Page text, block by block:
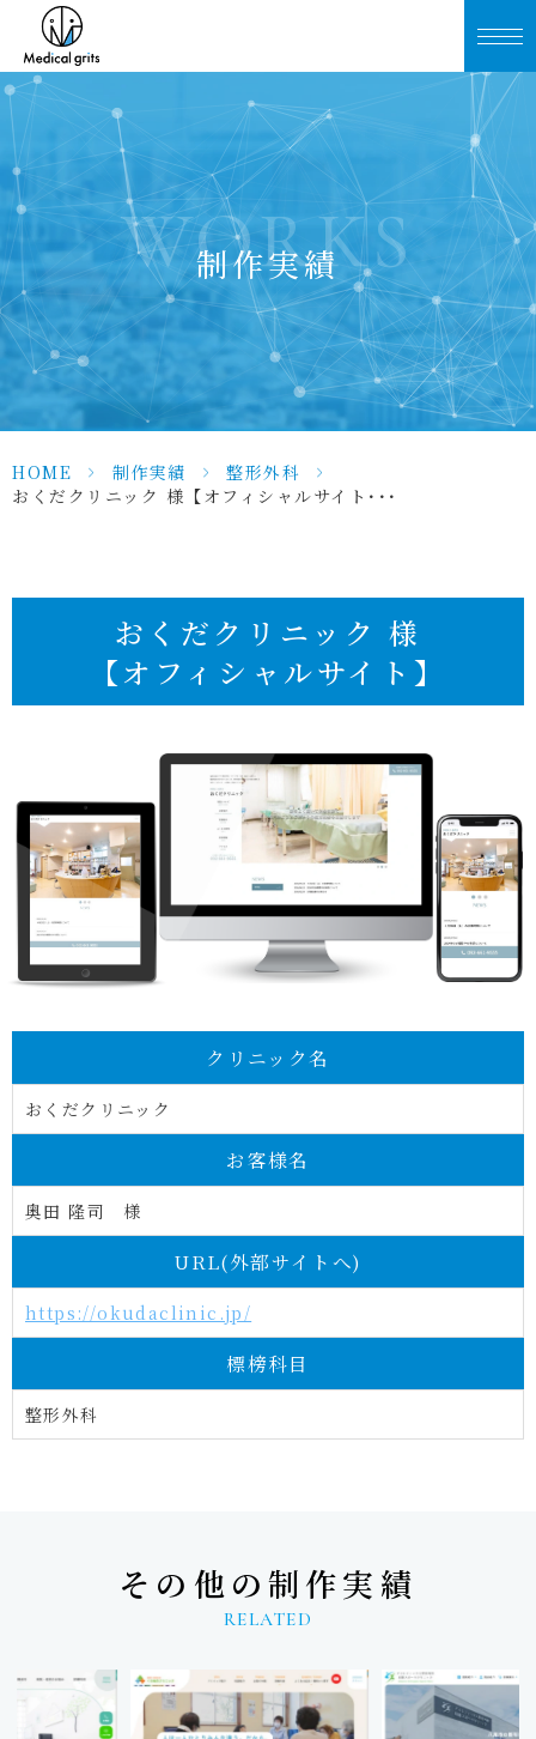
制作実績
WORKS
HOME > 制作実績 > 整形外科
>
おくだクリニック 様【オフィシャルサイト･･･
おくだクリニック 様
【オフィシャルサイト】
クリニック名
おくだクリニック
お客様名
奥田 隆司 様
URL(外部サイトへ)
https://okudaclinic.jp/
標榜科目
整形外科
その他の制作実績
RELATED